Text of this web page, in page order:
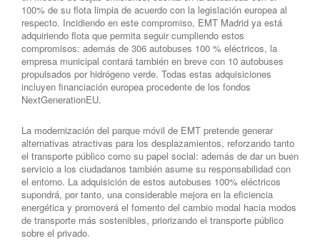
100% de su flota limpia de acuerdo con la legislación europea al
respecto. Incidiendo en este compromiso, EMT Madrid ya está
adquiriendo flota que permita seguir cumpliendo estos
compromisos: además de 306 autobuses 100 % eléctricos, la
empresa municipal contará también en breve con 10 autobuses
propulsados por hidrógeno verde. Todas estas adquisiciones
incluyen financiación europea procedente de los fondos
NextGenerationEU.
La modernización del parque móvil de EMT pretende generar
alternativas atractivas para los desplazamientos, reforzando tanto
el transporte público como su papel social: además de dar un buen
servicio a los ciudadanos también asume su responsabilidad con
el entorno. La adquisición de estos autobuses 100% eléctricos
supondrá, por tanto, una considerable mejora en la eficiencia
energética y promoverá el fomento del cambio modal hacia modos
de transporte más sostenibles, priorizando el transporte público
sobre el privado.